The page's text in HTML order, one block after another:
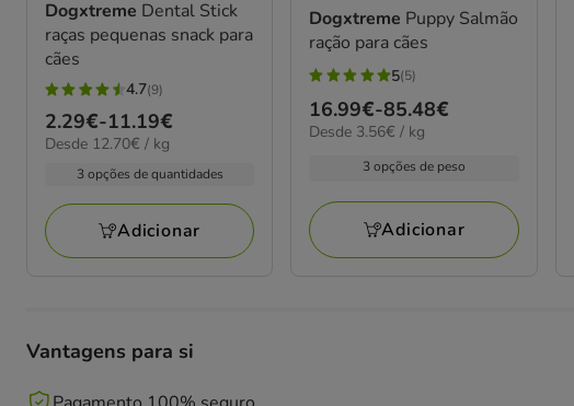
Dogxtreme Dental Stick
raças pequenas snack para
cães
4.7
estrelas
com
avaliações
4.7(9)
Preço
de
2.29€
11.19€
2.29€-11.19€
12.70€
Desde 12.70€ / kg
3 opções de quantidades
Adicionar
Dogxtreme Puppy Salmão
ração para cães
5
estrelas
com
5(5)
Preço
de
16.99€
85.48€
16.99€-85.48€
3.56€
Desde 3.56€ / kg
3 opções de peso
Adicionar
Vantagens para si